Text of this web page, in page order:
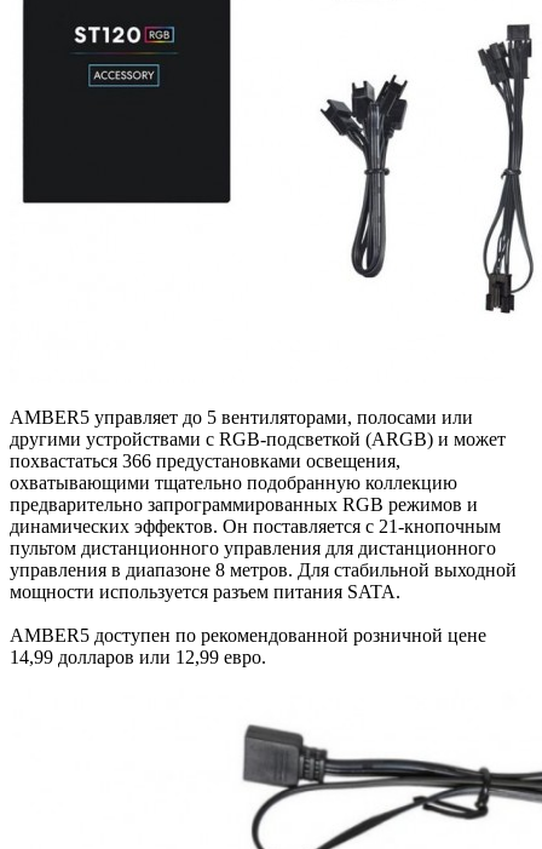
AMBER5 управляет до 5 вентиляторами, полосами или
другими устройствами с RGB-подсветкой (ARGB) и может
похвастаться 366 предустановками освещения,
охватывающими тщательно подобранную коллекцию
предварительно запрограммированных RGB режимов и
динамических эффектов. Он поставляется с 21-кнопочным
пультом дистанционного управления для дистанционного
управления в диапазоне 8 метров. Для стабильной выходной
мощности используется разъем питания SATA.
AMBER5 доступен по рекомендованной розничной цене
14,99 долларов или 12,99 евро.